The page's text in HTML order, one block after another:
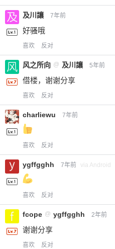
及川讓 7年前
好骚哦
喜欢 反对
风之所向 @ 及川讓 5年前
借楼，谢谢分享
喜欢 反对
charliewu 7年前
喜欢 反对
ygffgghh 7年前 via Android
喜欢 反对
fcope @ ygffgghh 2年前
谢谢分享
喜欢 反对